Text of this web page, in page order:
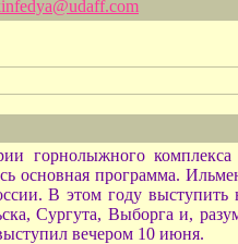
горнолыжного
основная программа.
В этом году
Сургута, Выборга и,
вечером 10 июня.